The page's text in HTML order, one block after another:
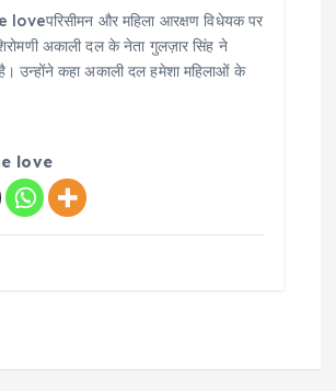
और महिला आरक्षण विधेयक पर
अकाली दल के नेता गुलज़ार सिंह ने
है। उन्होंने कहा अकाली दल हमेशा महिलाओं के
love